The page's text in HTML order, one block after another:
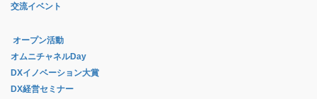
交流イベント
オープン活動
オムニチャネルDay
DXイノベーション大賞
DX経営セミナー